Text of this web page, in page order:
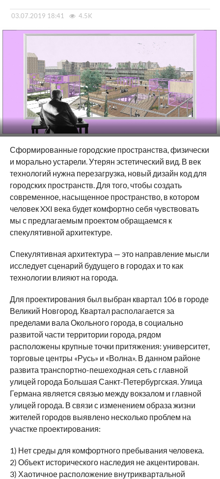
03.07.2019 18:41 4.5K
Сформированные городские пространства, физически
и морально устарели. Утерян эстетический вид. В век
технологий нужна перезагрузка, новый дизайн код для
городских пространств. Для того, чтобы создать
современное, насыщенное пространство, в котором
человек XXI века будет комфортно себя чувствовать
мы с предлагаемым проектом обращаемся к
спекулятивной архитектуре.
Спекулятивная архитектура — это направление мысли
исследует сценарий будущего в городах и то как
технологии влияют на города.
Для проектирования был выбран квартал 106 в городе
Великий Новгород. Квартал располагается за
пределами вала Окольного города, в социально
развитой части территории города, рядом
расположены крупные точки притяжения: университет,
торговые центры «Русь» и «Волна». В данном районе
развита транспортно-пешеходная сеть с главной
улицей города Большая Санкт-Петербургская. Улица
Германа является связью между вокзалом и главной
улицей города. В связи с изменением образа жизни
жителей городов выявлено несколько проблем на
участке проектирования:
1) Нет среды для комфортного пребывания человека.
2) Объект исторического наследия не акцентирован.
3) Хаотичное расположение внутриквартальной